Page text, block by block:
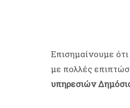
Επισημαίνουμε
με πολλές
υπηρεσιών